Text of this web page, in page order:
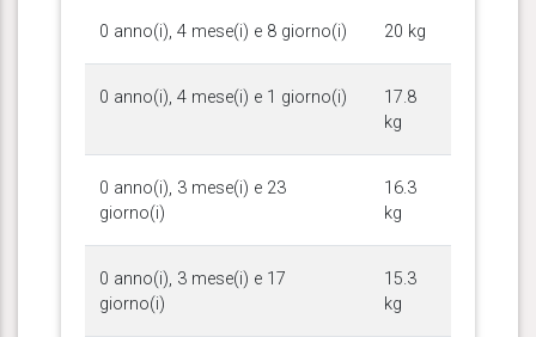
0 anno(i), 4 mese(i) e 8 giorno(i) 20 kg
0 anno(i), 4 mese(i) e 1 giorno(i)
17.8
kg
0 anno(i), 3 mese(i) e 23
giorno(i)
16.3
kg
0 anno(i), 3 mese(i) e 17
giorno(i)
15.3
kg